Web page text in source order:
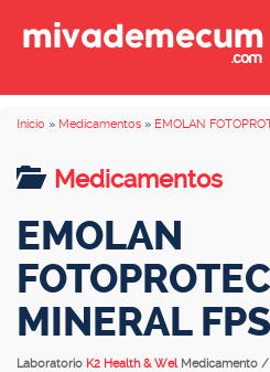
Inicio » Medicamentos » EMOLAN
Medicamentos
EMOLAN
MINERAL
Laboratorio K2 Health & Wel Medicamento /